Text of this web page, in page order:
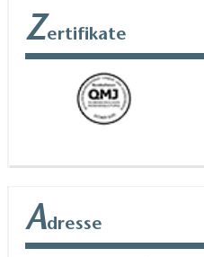
Zertifikate
Adresse